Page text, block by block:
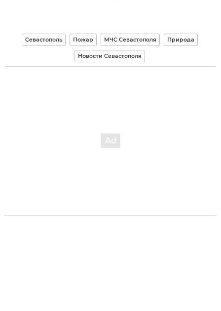
Севастополь Пожар МЧС Севастополя Природа
Новости Севастополя